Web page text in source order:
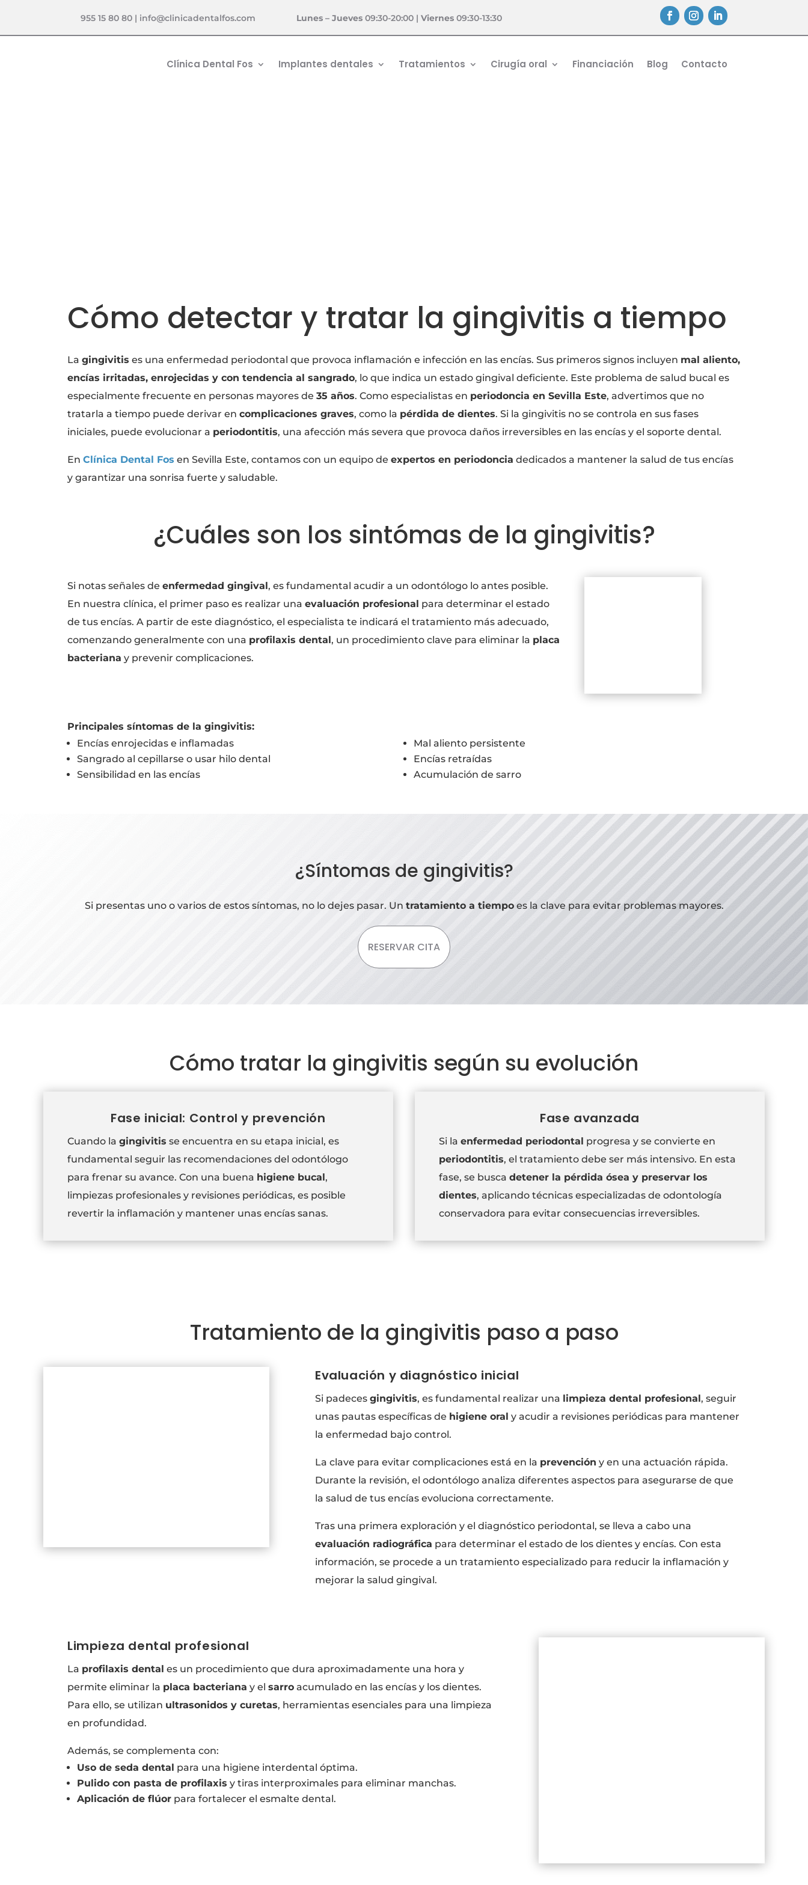
955 15 80 80 | info@clinicadentalfos.com Lunes – Jueves09:30-20:00 | Viernes09:30-13:30
Clínica Dental Fos Implantes dentales Tratamientos Cirugía oral Financiación Blog Contacto
Cómo detectar y tratar la gingivitis a tiempo
La gingivitis es una enfermedad periodontal que provoca inflamación e infección en las encías. Sus primeros signos incluyen mal aliento,
encías irritadas, enrojecidas y con tendencia al sangrado, lo que indica un estado gingival deficiente. Este problema de salud bucal es
especialmente frecuente en personas mayores de 35 años. Como especialistas en periodoncia en Sevilla Este, advertimos que no
tratarla a tiempo puede derivar en complicaciones graves, como la pérdida de dientes. Si la gingivitis no se controla en sus fases
iniciales, puede evolucionar a periodontitis, una afección más severa que provoca daños irreversibles en las encías y el soporte dental.
En Clínica Dental Fos en Sevilla Este, contamos con un equipo de expertos en periodoncia dedicados a mantener la salud de tus encías
y garantizar una sonrisa fuerte y saludable.
¿Cuáles son los sintómas de la gingivitis?
Si notas señales de enfermedad gingival, es fundamental acudir a un odontólogo lo antes posible.
En nuestra clínica, el primer paso es realizar una evaluación profesional para determinar el estado
de tus encías. A partir de este diagnóstico, el especialista te indicará el tratamiento más adecuado,
comenzando generalmente con una profilaxis dental, un procedimiento clave para eliminar la placa
bacteriana y prevenir complicaciones.
Principales síntomas de la gingivitis:
Encías enrojecidas e inflamadas
Sangrado al cepillarse o usar hilo dental
Sensibilidad en las encías
Mal aliento persistente
Encías retraídas
Acumulación de sarro
¿Síntomas de gingivitis?
Si presentas uno o varios de estos síntomas, no lo dejes pasar. Un tratamiento a tiempoes la clave para evitar problemas mayores.
RESERVAR CITA
Cómo tratar la gingivitis según su evolución
Fase inicial: Control y prevención
Cuando la gingivitis se encuentra en su etapa inicial, es
fundamental seguir las recomendaciones del odontólogo
para frenar su avance. Con una buena higiene bucal,
limpiezas profesionales y revisiones periódicas, es posible
revertir la inflamación y mantener unas encías sanas.
Fase avanzada
Si la enfermedad periodontal progresa y se convierte en
periodontitis, el tratamiento debe ser más intensivo. En esta
fase, se busca detener la pérdida ósea y preservar los
dientes, aplicando técnicas especializadas de odontología
conservadora para evitar consecuencias irreversibles.
Tratamiento de la gingivitis paso a paso
Evaluación y diagnóstico inicial
Si padeces gingivitis, es fundamental realizar una limpieza dental profesional, seguir
unas pautas específicas de higiene oral y acudir a revisiones periódicas para mantener
la enfermedad bajo control.
La clave para evitar complicaciones está en la prevención y en una actuación rápida.
Durante la revisión, el odontólogo analiza diferentes aspectos para asegurarse de que
la salud de tus encías evoluciona correctamente.
Tras una primera exploración y el diagnóstico periodontal, se lleva a cabo una
evaluación radiográfica para determinar el estado de los dientes y encías. Con esta
información, se procede a un tratamiento especializado para reducir la inflamación y
mejorar la salud gingival.
Limpieza dental profesional
La profilaxis dental es un procedimiento que dura aproximadamente una hora y
permite eliminar la placa bacteriana y el sarro acumulado en las encías y los dientes.
Para ello, se utilizan ultrasonidos y curetas, herramientas esenciales para una limpieza
en profundidad.
Además, se complementa con:
Uso de seda dental para una higiene interdental óptima.
Pulido con pasta de profilaxis y tiras interproximales para eliminar manchas.
Aplicación de flúor para fortalecer el esmalte dental.